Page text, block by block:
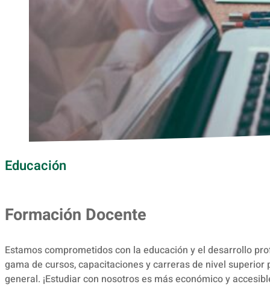
Educación
Formación Docente
Estamos comprometidos con la educación y el desarrollo
gama de cursos, capacitaciones y carreras de nivel superior
general. ¡Estudiar con nosotros es más económico y